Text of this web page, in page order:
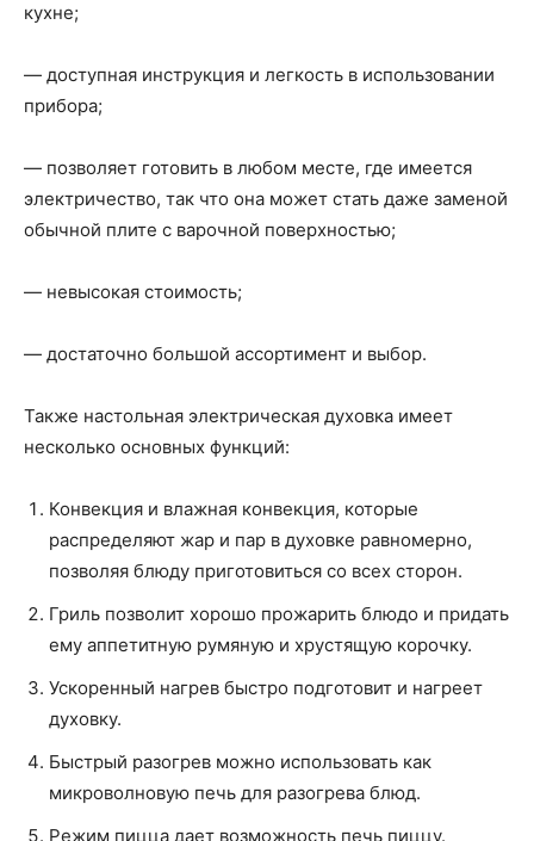
кухне;
— доступная инструкция и легкость в использовании
прибора;
— позволяет готовить в любом месте, где имеется
электричество, так что она может стать даже заменой
обычной плите с варочной поверхностью;
— невысокая стоимость;
— достаточно большой ассортимент и выбор.
Также настольная электрическая духовка имеет
несколько основных функций:
Конвекция и влажная конвекция, которые
распределяют жар и пар в духовке равномерно,
позволяя блюду приготовиться со всех сторон.
Гриль позволит хорошо прожарить блюдо и придать
ему аппетитную румяную и хрустящую корочку.
Ускоренный нагрев быстро подготовит и нагреет
духовку.
Быстрый разогрев можно использовать как
микроволновую печь для разогрева блюд.
Режим пицца дает возможность печь пиццу.